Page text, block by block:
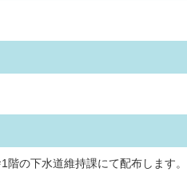
の下水道維持課にて配布します。